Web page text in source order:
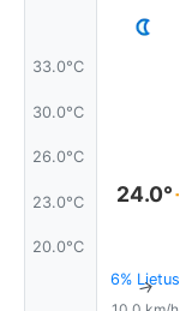
33.0°C
30.0°C
26.0°C
23.0°C
20.0°C
24.0°
6% Lietus
↑